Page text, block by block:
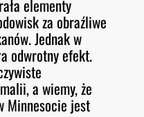
elementy
za obraźliwe
Jednak w
odwrotny efekt.
a wiemy, że
Minnesocie jest